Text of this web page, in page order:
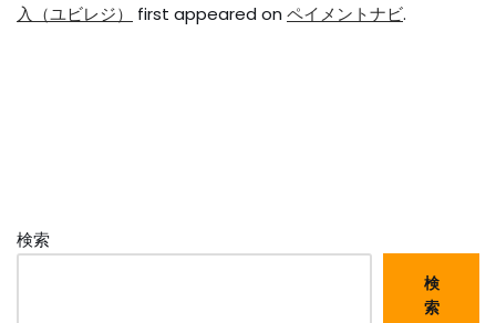
入（ユビレジ）
first appeared on ペイメントナビ.
検索
検
索